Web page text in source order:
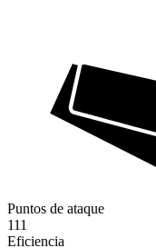
Puntos de ataque
111
Eficiencia